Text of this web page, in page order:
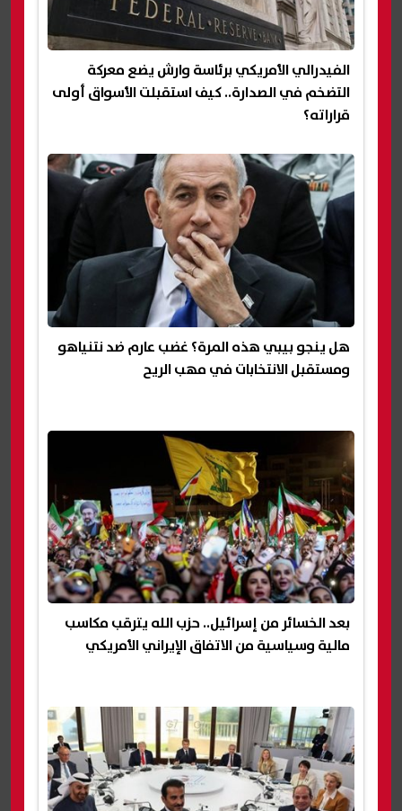
الفيدرالي الأمريكي برئاسة وارش يضع معركة
التضخم في الصدارة.. كيف استقبلت الأسواق أولى
قراراته؟
هل ينجو بيبي هذه المرة؟ غضب عارم ضد نتنياهو
ومستقبل الانتخابات في مهب الريح
بعد الخسائر من إسرائيل.. حزب الله يترقب مكاسب
مالية وسياسية من الاتفاق الإيراني الأمريكي